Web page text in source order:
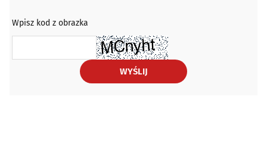
Wpisz kod z obrazka
WYŚLIJ